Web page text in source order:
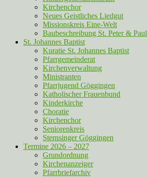
Kirchenchor
Neues Geistliches Liedgut
Missionskreis Eine-Welt
Baubeschreibung St. Peter & Paul
St. Johannes Baptist
Kuratie St. Johannes Baptist
Pfarrgemeinderat
Kirchenverwaltung
Ministranten
Pfarrjugend Göggingen
Katholischer Frauenbund
Kinderkirche
Choratie
Kirchenchor
Seniorenkreis
Sternsinger Göggingen
Termine 2026 – 2027
Grundordnung
Kirchenanzeiger
Pfarrbriefarchiv